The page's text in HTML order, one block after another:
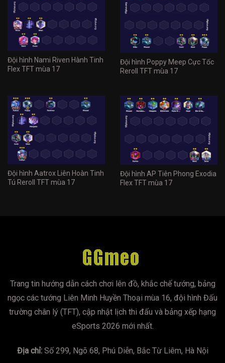
Đội hình Nami Riven Hành Tinh
Flex TFT mùa 17
Đội hình Poppy Meep Cực Tốc
Reroll TFT mùa 17
Đội hình Aatrox Liên Hoàn Tinh
Tú Reroll TFT mùa 17
Đội hình AP Tiên Phong Exodia
Flex TFT mùa 17
Trang tin hướng dẫn cách chơi lên đồ, khắc chế tướng, bảng
ngọc các tướng Liên Minh Huyền Thoại mùa 16, đội hình Đấu
trường chân lý (TFT), cập nhật lịch thi đấu và bảng xếp hạng
eSports 2026 mới nhất.
Địa chỉ:Số 299, Ngõ 68, Phú Diễn, Bắc Từ Liêm, Hà Nội